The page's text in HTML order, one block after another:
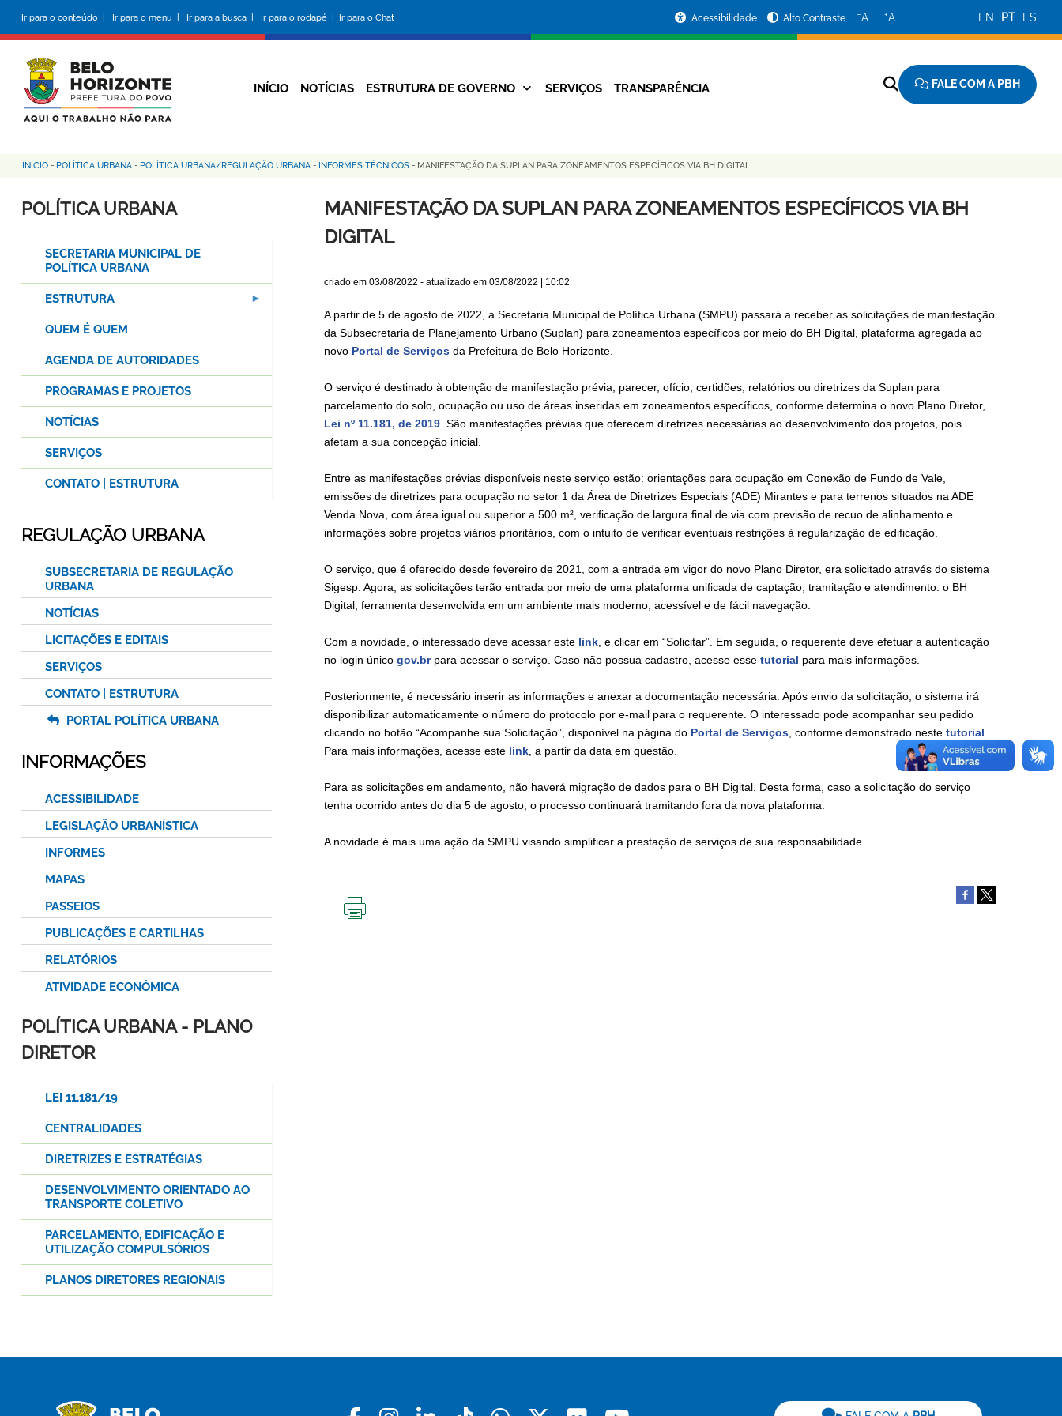
conteúdo
principal
Ir para o conteúdo | Ir para o menu | Ir para a busca | Ir para o rodapé | Ir para o Chat
da
Prefeitura
Acessibilidade Alto Contraste −A +A EN PT ES
Navegação
INÍCIO NOTÍCIAS ESTRUTURA DE GOVERNO SERVIÇOS TRANSPARÊNCIA FALE COM A PBH
Trilha
de
INÍCIO - POLÍTICA URBANA - POLÍTICA URBANA/REGULAÇÃO URBANA - INFORMES TÉCNICOS - MANIFESTAÇÃO DA SUPLAN PARA ZONEAMENTOS ESPECÍFICOS VIA BH DIGITAL
MANIFESTAÇÃO DA SUPLAN PARA ZONEAMENTOS ESPECÍFICOS VIA BH
DIGITAL
criado em 03/08/2022 - atualizado em 03/08/2022 | 10:02
A partir de 5 de agosto de 2022, a Secretaria Municipal de Política Urbana (SMPU) passará a receber as solicitações de manifestação
da Subsecretaria de Planejamento Urbano (Suplan) para zoneamentos específicos por meio do BH Digital, plataforma agregada ao
novo Portal de Serviçosda Prefeitura de Belo Horizonte.
O serviço é destinado à obtenção de manifestação prévia, parecer, ofício, certidões, relatórios ou diretrizes da Suplan para
parcelamento do solo, ocupação ou uso de áreas inseridas em zoneamentos específicos, conforme determina o novo Plano Diretor,
Lei nº 11.181, de 2019. São manifestações prévias que oferecem diretrizes necessárias ao desenvolvimento dos projetos, pois
afetam a sua concepção inicial.
Entre as manifestações prévias disponíveis neste serviço estão: orientações para ocupação em Conexão de Fundo de Vale,
emissões de diretrizes para ocupação no setor 1 da Área de Diretrizes Especiais (ADE) Mirantes e para terrenos situados na ADE
Venda Nova, com área igual ou superior a 500 m², verificação de largura final de via com previsão de recuo de alinhamento e
informações sobre projetos viários prioritários, com o intuito de verificar eventuais restrições à regularização de edificação.
O serviço, que é oferecido desde fevereiro de 2021, com a entrada em vigor do novo Plano Diretor, era solicitado através do sistema
Sigesp. Agora, as solicitações terão entrada por meio de uma plataforma unificada de captação, tramitação e atendimento: o BH
Digital, ferramenta desenvolvida em um ambiente mais moderno, acessível e de fácil navegação.
Com a novidade, o interessado deve acessar este link, e clicar em “Solicitar”. Em seguida, o requerente deve efetuar a autenticação
no login único gov.brpara acessar o serviço. Caso não possua cadastro, acesse esse tutorial para mais informações.
Posteriormente, é necessário inserir as informações e anexar a documentação necessária. Após envio da solicitação, o sistema irá
disponibilizar automaticamente o número do protocolo por e-mail para o requerente. O interessado pode acompanhar seu pedido
clicando no botão “Acompanhe sua Solicitação”, disponível na página do Portal de Serviços, conforme demonstrado neste tutorial.
Para mais informações, acesse este link, a partir da data em questão.
Para as solicitações em andamento, não haverá migração de dados para o BH Digital. Desta forma, caso a solicitação do serviço
tenha ocorrido antes do dia 5 de agosto, o processo continuará tramitando fora da nova plataforma.
A novidade é mais uma ação da SMPU visando simplificar a prestação de serviços de sua responsabilidade.
POLÍTICA URBANA
SECRETARIA MUNICIPAL DE
POLÍTICA URBANA
ESTRUTURA
QUEM É QUEM
AGENDA DE AUTORIDADES
PROGRAMAS E PROJETOS
NOTÍCIAS
SERVIÇOS
CONTATO | ESTRUTURA
REGULAÇÃO URBANA
SUBSECRETARIA DE REGULAÇÃO
URBANA
NOTÍCIAS
LICITAÇÕES E EDITAIS
SERVIÇOS
CONTATO | ESTRUTURA
PORTAL POLÍTICA URBANA
INFORMAÇÕES
ACESSIBILIDADE
LEGISLAÇÃO URBANÍSTICA
INFORMES
MAPAS
PASSEIOS
PUBLICAÇÕES E CARTILHAS
RELATÓRIOS
ATIVIDADE ECONÔMICA
POLÍTICA URBANA - PLANO
DIRETOR
LEI 11.181/19
CENTRALIDADES
DIRETRIZES E ESTRATÉGIAS
DESENVOLVIMENTO ORIENTADO AO
TRANSPORTE COLETIVO
PARCELAMENTO, EDIFICAÇÃO E
UTILIZAÇÃO COMPULSÓRIOS
PLANOS DIRETORES REGIONAIS